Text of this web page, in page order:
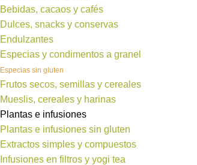
Bebidas, cacaos y cafés
Dulces, snacks y conservas
Endulzantes
Especias y condimentos a granel
Especias sin gluten
Frutos secos, semillas y cereales
Mueslis, cereales y harinas
Plantas e infusiones
Plantas e infusiones sin gluten
Extractos simples y compuestos
Infusiones en filtros y yogi tea